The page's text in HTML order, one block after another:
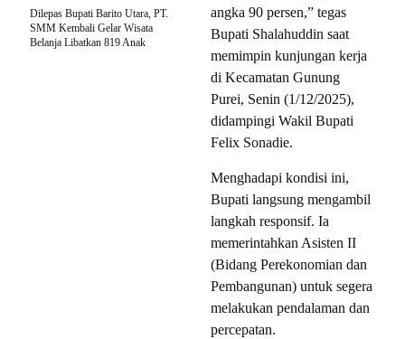
angka 90 persen,” tegas
Bupati Shalahuddin saat
memimpin kunjungan kerja
di Kecamatan Gunung
Purei, Senin (1/12/2025),
didampingi Wakil Bupati
Felix Sonadie.
Menghadapi kondisi ini,
Bupati langsung mengambil
langkah responsif. Ia
memerintahkan Asisten II
(Bidang Perekonomian dan
Pembangunan) untuk segera
melakukan pendalaman dan
percepatan.
Dilepas Bupati Barito Utara, PT.
SMM Kembali Gelar Wisata
Belanja Libatkan 819 Anak